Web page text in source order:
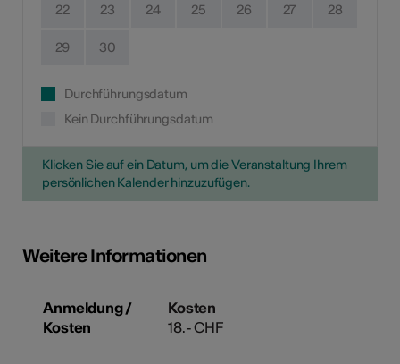
22 23 24 25 26 27 28
29 30
Durchführungsdatum
Kein Durchführungsdatum
Klicken Sie auf ein Datum, um die Veranstaltung Ihrem
persönlichen Kalender hinzuzufügen.
Weitere Informationen
Anmeldung /
Kosten
Kosten
18.- CHF